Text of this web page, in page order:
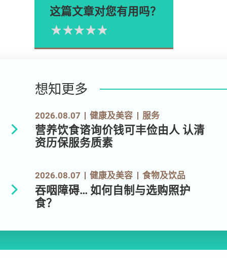
这篇文章对您有用吗？
Please rate
4星
3星
2星
1星
想知更多
2026.08.07 健康及美容 服务
营养饮食谘询价钱可丰俭由人 认清
资历保服务质素
2026.08.07 健康及美容 食物及饮品
吞咽障碍… 如何自制与选购照护
食？